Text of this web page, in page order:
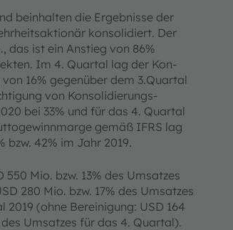
beinhalten die Ergebnisse der
konsolidiert. Der
das ist ein Anstieg von 86%
Im 4. Quartal lag der Kon­
16% gegenüber dem 3.Quar­tal
von Konsolidierungs-
bei 33% und für das 4. Quartal
gemäß IFRS lag
bzw. 42% im Jahr 2019.
Mio. bzw. 13% des Umsatzes
280 Mio. bzw. 17% des Um­satzes
(ohne Bereinigung: USD 164
Umsatzes für das 4. Quartal).